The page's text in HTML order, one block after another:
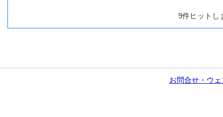
9件ヒットし
お問合せ・ウ